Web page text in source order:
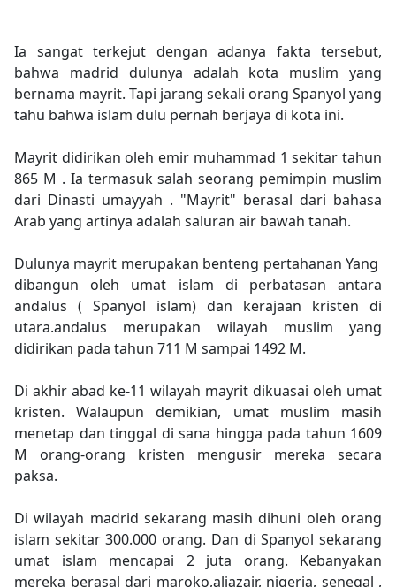
Ia sangat terkejut dengan adanya fakta tersebut,
bahwa madrid dulunya adalah kota muslim yang
bernama mayrit. Tapi jarang sekali orang Spanyol yang
tahu bahwa islam dulu pernah berjaya di kota ini.
Mayrit didirikan oleh emir muhammad 1 sekitar tahun
865 M . Ia termasuk salah seorang pemimpin muslim
dari Dinasti umayyah . "Mayrit" berasal dari bahasa
Arab yang artinya adalah saluran air bawah tanah.
Dulunya mayrit merupakan benteng pertahanan Yang
dibangun oleh umat islam di perbatasan antara
andalus ( Spanyol islam) dan kerajaan kristen di
utara.andalus merupakan wilayah muslim yang
didirikan pada tahun 711 M sampai 1492 M.
Di akhir abad ke-11 wilayah mayrit dikuasai oleh umat
kristen. Walaupun demikian, umat muslim masih
menetap dan tinggal di sana hingga pada tahun 1609
M orang-orang kristen mengusir mereka secara
paksa.
Di wilayah madrid sekarang masih dihuni oleh orang
islam sekitar 300.000 orang. Dan di Spanyol sekarang
umat islam mencapai 2 juta orang. Kebanyakan
mereka berasal dari maroko,aljazair, nigeria, senegal ,